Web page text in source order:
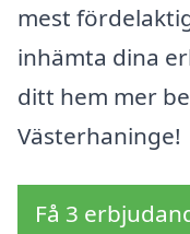
mest
inhämta dina
ditt hem mer
Västerhaninge!
Få 3